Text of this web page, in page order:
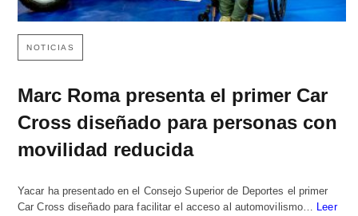
NOTICIAS
Marc Roma presenta el primer Car
Cross diseñado para personas con
movilidad reducida
Yacar ha presentado en el Consejo Superior de Deportes el primer
Car Cross diseñado para facilitar el acceso al automovilismo… Leer